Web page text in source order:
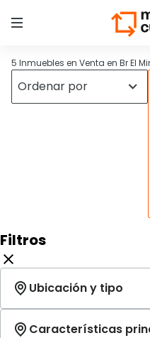
5 Inmuebles en Venta en Br El
Filtros